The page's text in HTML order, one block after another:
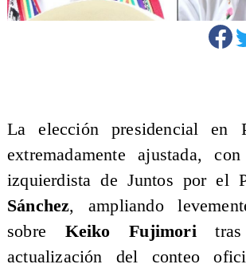
La elección presidencial en
extremadamente ajustada,
izquierdista de Juntos por el
Sánchez, ampliando
sobre Keiko Fujimoritras
actualización del conteo